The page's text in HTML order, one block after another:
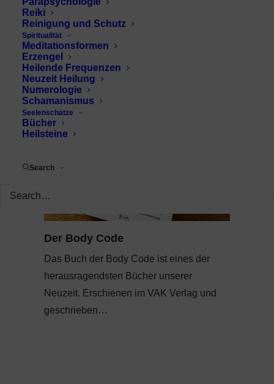
Reiki
Reinigung und Schutz
Spiritualität
Meditationsformen
Erzengel
Heilende Frequenzen
Neuzeit Heilung
Numerologie
Schamanismus
Seelenschätze
Bücher
Heilsteine
Search
Der Body Code
Das Buch der Body Code ist eines der
herausragendsten Bücher unserer
Neuzeit. Erschienen im VAK Verlag und
geschrieben…